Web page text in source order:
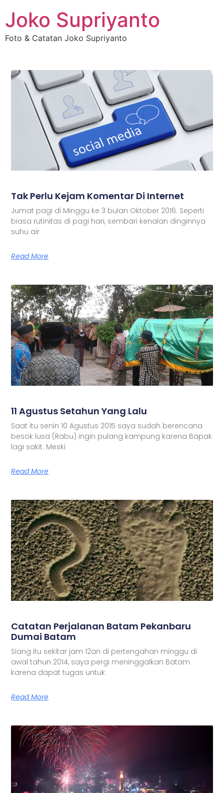
Joko Supriyanto
Foto & Catatan Joko Supriyanto
Tak Perlu Kejam Komentar Di Internet
Jumat pagi di Minggu ke 3 bulan Oktober 2016. Seperti
biasa rutinitas di pagi hari, sembari kenalan dinginnya
suhu air
Read More
11 Agustus Setahun Yang Lalu
Saat itu senin 10 Agustus 2015 saya sudah berencana
besok lusa (Rabu) ingin pulang kampung karena Bapak
lagi sakit. Meski
Read More
Catatan Perjalanan Batam Pekanbaru
Dumai Batam
Siang itu sekitar jam 12an di pertengahan minggu di
awal tahun 2014, saya pergi meninggalkan Batam
karena dapat tugas untuk
Read More